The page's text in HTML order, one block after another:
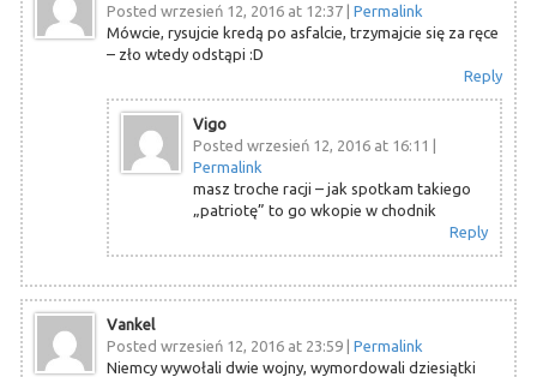
Posted wrzesień 12, 2016 at 12:37| Permalink
Mówcie, rysujcie kredą po asfalcie, trzymajcie się za ręce
– zło wtedy odstąpi :D
Reply
Vigo
Posted wrzesień 12, 2016 at 16:11 |
Permalink
masz troche racji – jak spotkam takiego
„patriotę” to go wkopie w chodnik
Reply
Vankel
Posted wrzesień 12, 2016 at 23:59| Permalink
Niemcy wywołali dwie wojny, wymordowali dziesiątki